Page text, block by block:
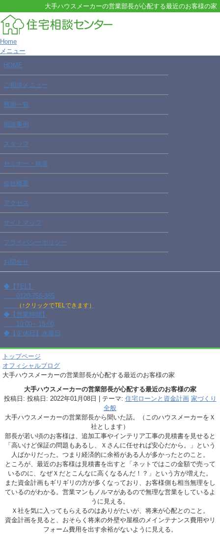
大手ハウスメーカーの営業部長が心配する最近のお客様の家
Home
メニュー
HOME
ご相談メニュー
費用一覧
相談事例
スタッフ
セミナー・執筆
会社概要
アクセス
サイトマップ
プライバシーポリシー
お問合せ
◆【TEL】
0120-756-365
（↑クリックでTELできます）
◆【営業時間】
10:00～18:00
◆【定休日】水曜日
トップページ
オフィシャルブログ
大手ハウスメーカーの営業部長が心配する最近のお客様の家
大手ハウスメーカーの営業部長が心配する最近のお客様の家
投稿日: 投稿日: 2022年01月08日 | テーマ: 住宅ローンと資金計画 家づくり
全般
大手ハウスメーカーの営業部長から聞いた話。（このハウスメーカーをＸ
社とします）
部長が若い頃のお客様は、追加工事やインテリア工事の見積書を見せると
「高いけど保証の問題もあるし、Ｘさんに任せれば安心だから。」という
人ばかりだった。つまり経済的に余裕がある人が多かったとのこと。
ところが、最近のお客様は見積書を出すと「ネットではこの金額で売って
いるのに、なぜＸだとこんなに高くなるんだ！？」という方が増えた。
また資金計画もギリギリの方が多くなっており、お客様側も相当無理をし
ているのがわかる。営業マンもノルマがあるので無理な営業をしているよ
うに見える。
Ｘ社を気に入ってもらえるのはありがたいが、将来が心配とのこと。
資金計画を見ると、おそらく将来の外壁や屋根のメインテナンス費用やリ
フォーム費用を出す余裕がないように見える。